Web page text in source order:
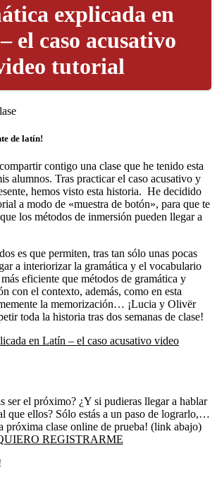
explicada en
el caso acusativo
tutorial
de latín!
contigo una clase que he tenido esta
alumnos. Tras practicar el caso acusativo y
hemos visto esta historia. He decidido
a modo de «muestra de botón», para que te
los métodos de inmersión pueden llegar a
es que permiten, tras tan sólo unas pocas
a interiorizar la gramática y el vocabulario
eficiente que métodos de gramática y
con el contexto, además, como en esta
la memorización… ¡Lucia y Olivër
toda la historia tras dos semanas de clase!
en Latín – el caso acusativo video
ser el próximo? ¿Y si pudieras llegar a hablar
que ellos? Sólo estás a un paso de lograrlo,…
próxima clase online de prueba! (link abajo)
REGISTRARME